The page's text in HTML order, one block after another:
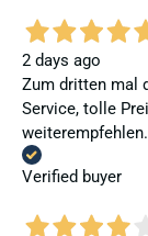
2 days ago
Zum dritten mal
Service, tolle
Verified buyer